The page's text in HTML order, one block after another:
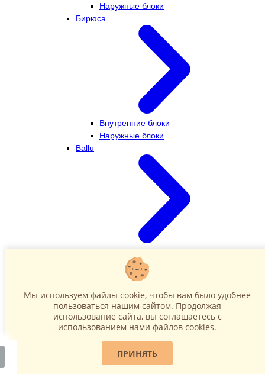
Наружные блоки
Бирюса
Внутренние блоки
Наружные блоки
Ballu
Наружные блоки
Мы используем файлы cookie, чтобы вам было удобнее
пользоваться нашим сайтом. Продолжая
использование сайта, вы соглашаетесь c
использованием нами файлов cookies.
ПРИНЯТЬ